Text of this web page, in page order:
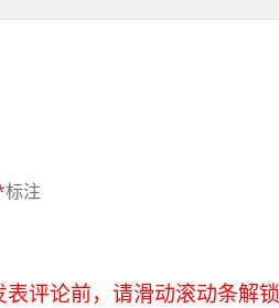
标注
表评论前，请滑动滚动条解锁